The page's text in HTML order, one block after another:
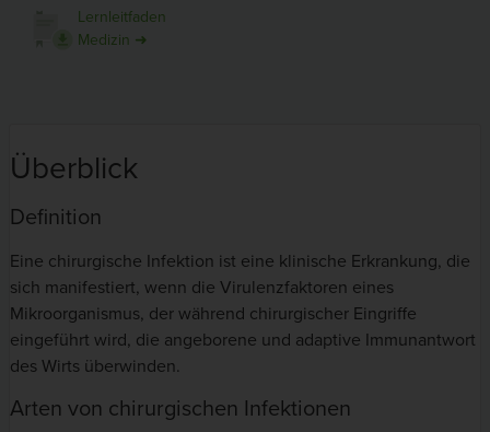
Lernleitfaden
Medizin ➜
Überblick
Definition
Eine chirurgische Infektion ist eine klinische Erkrankung, die
sich manifestiert, wenn die Virulenzfaktoren eines
Mikroorganismus, der während chirurgischer Eingriffe
eingeführt wird, die angeborene und adaptive Immunantwort
des Wirts überwinden.
Arten von chirurgischen Infektionen